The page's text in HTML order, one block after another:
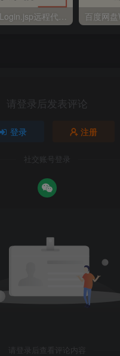
请登录后发表评论
登录 注册
社交账号登录
请登录后查看评论内容